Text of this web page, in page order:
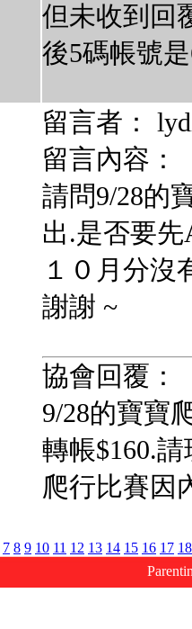
但未收到回
後5碼帳號
留言者：
留言內容：
請問9/28的
出.是否要先
１０月分沒
謝謝 ~
協會回覆：
9/28的寶寶
轉帳$160.
爬行比賽因
7 8 9 10 11 12 13 14 15 16 17 18